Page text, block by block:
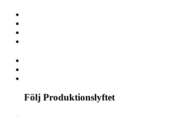
Följ Produktionslyftet